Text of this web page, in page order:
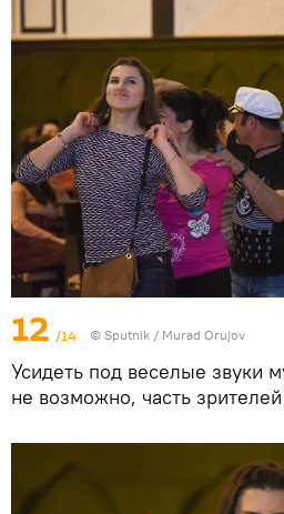
12 /14 © Sputnik / Murad Orujov
Усидеть под веселые звуки
не возможно, часть